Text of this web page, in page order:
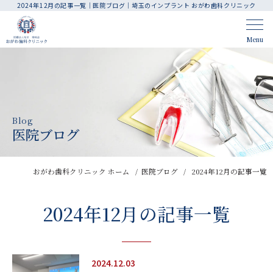
2024年12月の記事一覧｜医院ブログ｜埼玉のインプラント おがわ歯科クリニック
Menu
Blog
医院ブログ
おがわ歯科クリニック ホーム 医院ブログ 2024年12月の記事一覧
2024年12月の記事一覧
2024.12.03
CLINIC CONTENTS
院長・スタッフ紹介
料金表
アクセス・医院案内
人材育成・採用
お知らせ
医院ブログ
歯周病治療